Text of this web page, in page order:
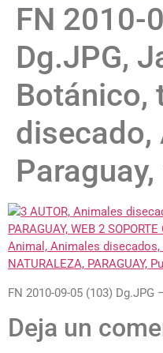
FN 2010-
Dg.JPG,
Botánico,
disecado,
FN 2010-09-05 (103) Dg.JPG
Deja un